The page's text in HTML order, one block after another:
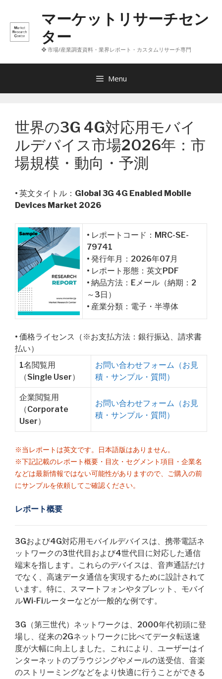
へ
マーケットリサーチセン
ター
❖ 市場/産業調査資料・業界レポート・カスタムリサーチ専門
Menu
世界の3G 4G対応用モバイ
ルデバイス市場2026年：市
場規模・動向・予測
• 英文タイトル： Global 3G 4G Enabled Mobile
Devices Market 2026
• レポートコード：MRC-SE-
79741
• 発行年月：2026年07月
• レポート形態：英文PDF
• 納品方法：Eメール（納期：2
～3日）
• 産業分類：電子・半導体
• 価格ライセンス（※お支払方法：銀行振込、請求書
払い）
1名閲覧用
（Single User）
お問い合わせフォーム（お見
積・サンプル・質問）
企業閲覧用
（Corporate
User）
お問い合わせフォーム（お見
積・サンプル・質問）
※当レポートは英文です。日本語版はありません。
※下記記載のレポート概要・目次・セグメント項目・企業名
などは最新情報ではない可能性がありますので、ご購入の前
にサンプルを依頼してご確認ください。
レポート概要
3Gおよび4G対応用モバイルデバイスは、携帯電話ネ
ットワークの3世代目および4世代目に対応した通信
端末を指します。これらのデバイスは、音声通話だけ
でなく、高速データ通信を実現するために設計されて
います。特に、スマートフォンやタブレット、モバイ
ルWi-Fiルーターなどが一般的な例です。
3G（第三世代）ネットワークは、2000年代初頭に登
場し、従来の2Gネットワークに比べてデータ転送速
度が大幅に向上しました。これにより、ユーザーはイ
ンターネットのブラウジングやメールの送受信、音楽
のストリーミングなどをより快適に行うことができる